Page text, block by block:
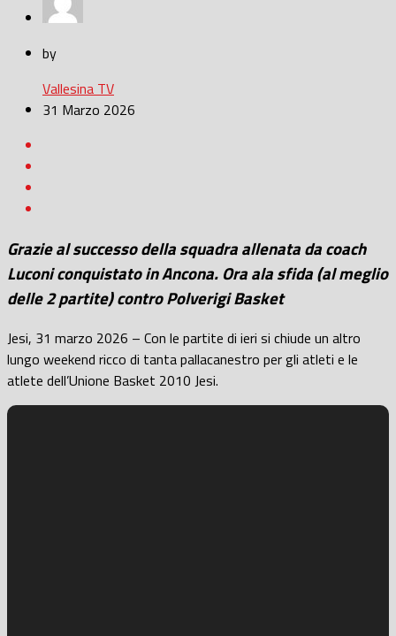
by
Vallesina TV
31 Marzo 2026
Grazie al successo della squadra allenata da coach
Luconi conquistato in Ancona. Ora ala sfida (al meglio
delle 2 partite) contro Polverigi Basket
Jesi, 31 marzo 2026 – Con le partite di ieri si chiude un altro
lungo weekend ricco di tanta pallacanestro per gli atleti e le
atlete dell’Unione Basket 2010 Jesi.